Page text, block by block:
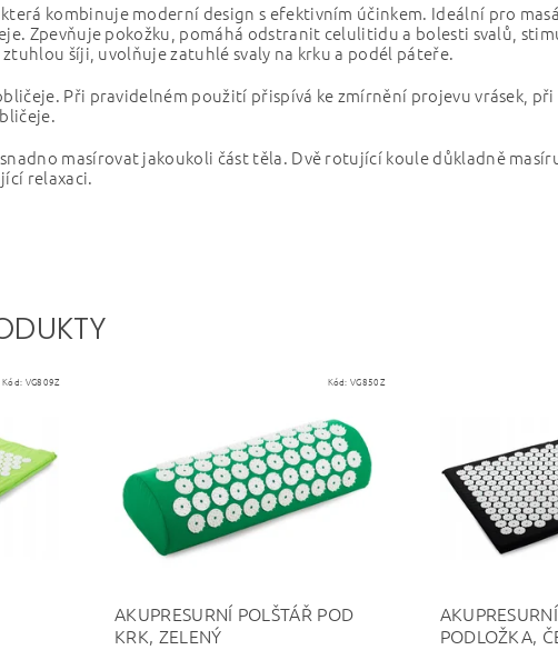
kombinuje moderní design s efektivním účinkem. Ideální pro
Zpevňuje pokožku, pomáhá odstranit celulitidu a bolesti svalů,
šíji, uvolňuje zatuhlé svaly na krku a podél páteře.
Při pravidelném použití přispívá ke zmírnění projevu vrásek,
masírovat jakoukoli část těla. Dvě rotující koule důkladně
relaxaci.
Kód: VG809Z Kód:VG850Z
AKUPRESURNÍ POLŠTÁŘ POD
KRK, ZELENÝ
PODLOŽKA,